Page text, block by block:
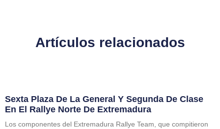
Artículos relacionados
Sexta Plaza De La General Y Segunda De Clase
En El Rallye Norte De Extremadura
Los componentes del Extremadura Rallye Team, que compitieron